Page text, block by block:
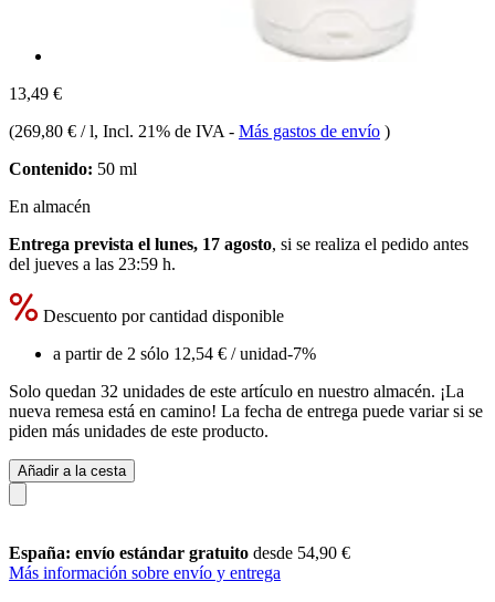
13,49 €
(269,80 € / l, Incl. 21% de IVA - Más gastos de envío )
Contenido: 50 ml
En almacén
Entrega prevista el lunes, 17 agosto, si se realiza el pedido antes
del jueves a las 23:59 h.
Descuento por cantidad disponible
a partir de 2 sólo 12,54 € / unidad-7%
Solo quedan 32 unidades de este artículo en nuestro almacén. ¡La
nueva remesa está en camino! La fecha de entrega puede variar si se
piden más unidades de este producto.
Añadir a la cesta
España: envío estándar gratuito desde 54,90 €
Más información sobre envío y entrega